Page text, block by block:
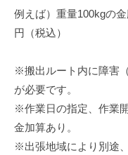
例えば）重量100kgの
円（税込）
※搬出ルート内に障害
が必要です。
※作業日の指定、作業
金加算あり。
※出張地域により別途